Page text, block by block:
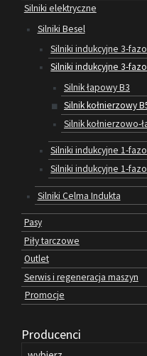
Silniki elektryczne
Silniki Besel
Silniki indukcyjne 3-
Silniki indukcyjne 3-
Silnik łapowy B3
Silnik kołnierzowy
Silnik kołnierzowo-
Silniki indukcyjne 1-
Silniki indukcyjne 1-
Silniki Celma Indukta
Pasy
Piły tarczowe
Outlet
Serwis i regeneracja maszyn
Promocje
Producenci